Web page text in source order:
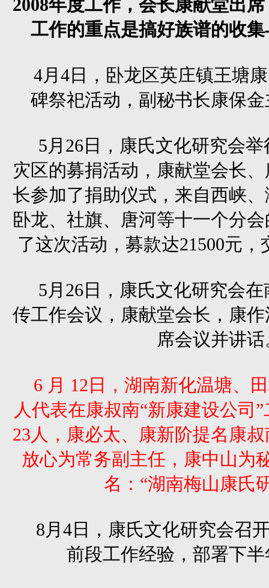
2008年度工作，会长康献堂出
工作的重点是搞好族谱的收
4月4日，卧龙区英庄镇王塘
碑祭祀活动，副秘书长康保
5月26日，康氏文化研究会
灾区的募捐活动，康献堂会长
长参加了捐助仪式，来自西峡
卧龙、社旗、唐河等十一个分
了这次活动，募款达21500元
5月26日，康氏文化研究会
传工作会议，康献堂会长，康
席会议并讲话
6 月 12日，湖南新化温塘、
人代表在康叔南“新康建设公司
23人，康必太、康新阶提名康
放心为常务副主任，康中山为
名：“湖南梅山康氏
8月4日，康氏文化研究会召
前段工作经验，部署下